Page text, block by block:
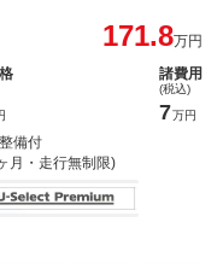
171.8万円
諸費用
(税込)
7万円
備付
月・走行無制限)